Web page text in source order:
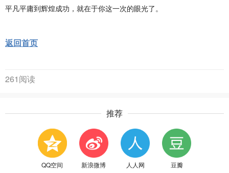
平凡平庸到辉煌成功，就在于你这一次的眼光了。
返回首页
261阅读
推荐
QQ空间 新浪微博 人人网 豆瓣